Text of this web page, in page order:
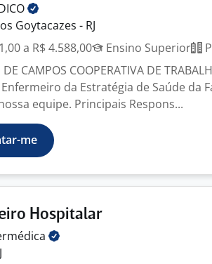
Goytacazes - RJ
a R$ 4.588,00
Ensino Superior
CAMPOS COOPERATIVA DE
da Estratégia de Saúde da
equipe. Principais Respons...
me
Hospitalar